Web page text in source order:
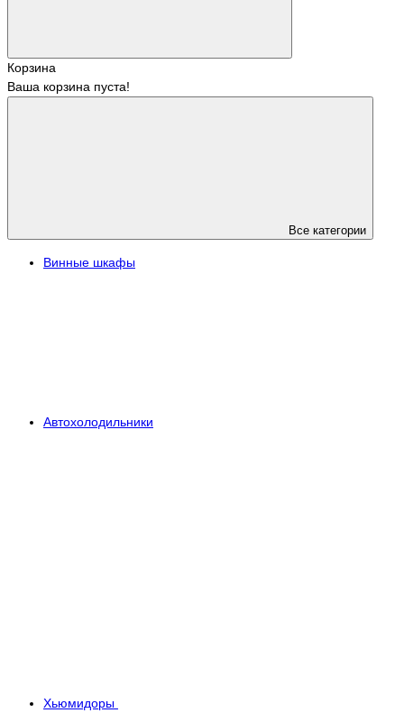
Корзина
Ваша корзина пуста!
Все категории
Винные шкафы
Автохолодильники
Хьюмидоры